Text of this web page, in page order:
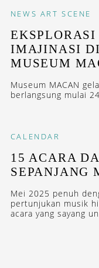
NEWS ART SCENE
IMAJINASI
MUSEUM
Museum MACAN
berlangsung mulai
CALENDAR
15 ACARA
SEPANJANG
Mei 2025 penuh
pertunjukan musik
acara yang sayang